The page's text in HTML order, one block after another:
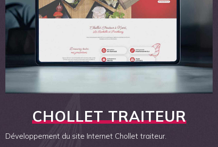
CHOLLET TRAITEUR
Développement du site Internet Chollet traiteur.